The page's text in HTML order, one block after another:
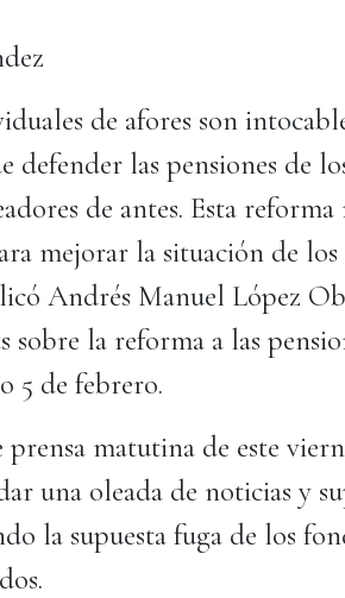
de afores son
defender las pensiones de
de antes. Esta
mejorar la situación de
Andrés Manuel López
sobre la reforma a las
5 de febrero.
matutina de este
una oleada de noticias y
la supuesta fuga de los